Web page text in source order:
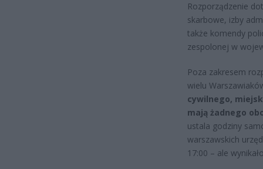
Rozporządzenie
skarbowe, izby
także komendy
zespolonej w
Poza zakresem
wielu
cywilnego,
mają żadnego
ustala godziny
warszawskich
17:00 – ale